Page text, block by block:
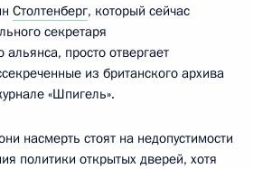
Столтенберг, который сейчас
секретаря
альянса, просто отвергает
из британского архива
«Шпигель».
насмерть стоят на недопустимости
политики открытых дверей, хотя